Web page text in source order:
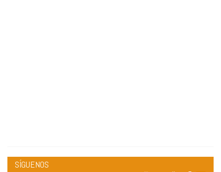
SÍGUENOS